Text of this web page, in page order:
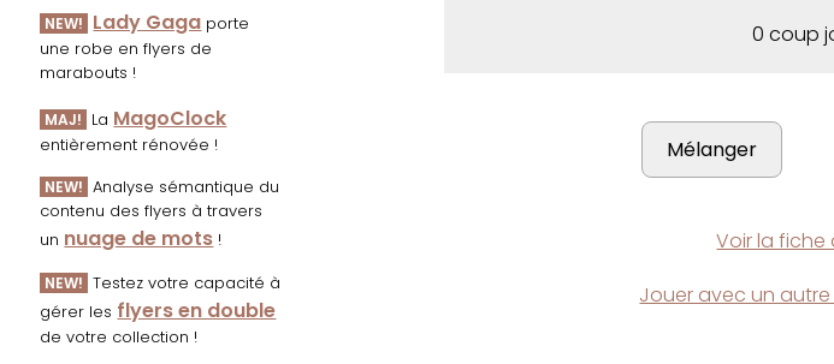
NEW! Lady Gaga porte
une robe en flyers de
marabouts !
MAJ! La MagoClock
entièrement rénovée !
NEW! Analyse sémantique du
contenu des flyers à travers
un nuage de mots !
NEW! Testez votre capacité à
gérer les flyers en double
de votre collection !
0 coup
Voir la fiche
Jouer avec un